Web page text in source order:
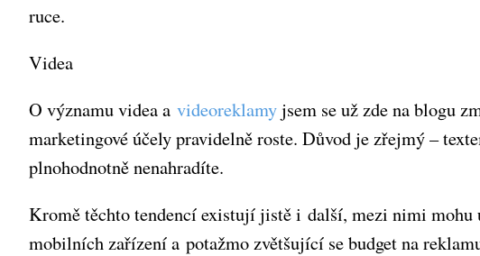
ruce.
Videa
O významu videa avideoreklamyjsem se už zde na blogu
marketingové účely pravidelně roste. Důvod je zřejmý –
plnohodnotně nenahradíte.
Kromě těchto tendencí existují jistě i další, mezi nimi mohu
mobilních zařízení a potažmo zvětšující se budget na